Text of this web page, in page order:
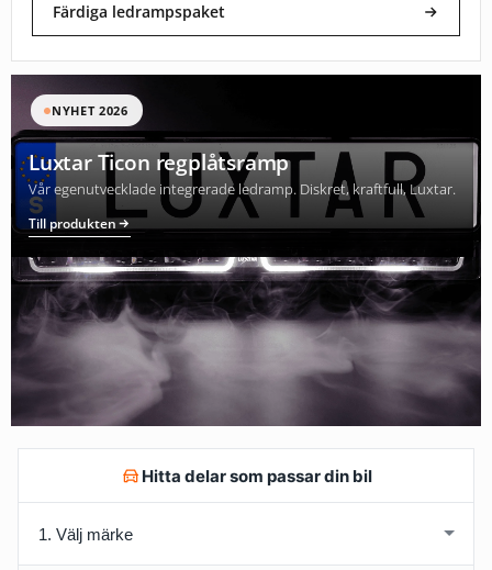
Färdiga ledrampspaket
NYHET 2026
Luxtar Ticon regplåtsramp
Vår egenutvecklade integrerade ledramp. Diskret, kraftfull, Luxtar.
Till produkten
Hitta delar som passar din bil